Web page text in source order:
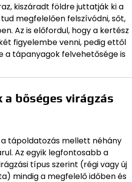
kiszáradt földre juttatják ki a
megfelelően felszívódni, sőt,
Az is előfordul, hogy a kertész
figyelembe venni, pedig ettől
a tápanyagok felvehetősége is
bőséges virágzás
a tápoldatozás mellett néhány
Az egyik legfontosabb a
típus szerint (régi vagy új
mindig a megfelelő időben és